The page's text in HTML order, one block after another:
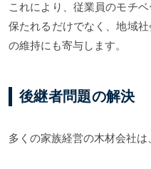
これにより、従業員のモチ
保たれるだけでなく、地域
の維持にも寄与します。
後継者問題の解決
多くの家族経営の木材会社は